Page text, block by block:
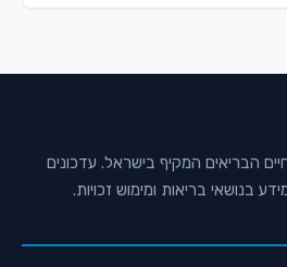
הבריאים המקיף בישראל. עדכונים
בנושאי בריאות ומימוש זכויות.